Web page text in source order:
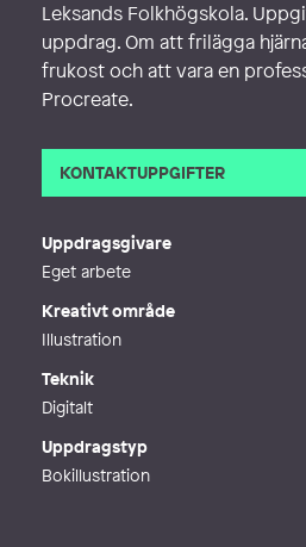
Leksands Folkhögskola.
uppdrag. Om att frilägga
frukost och att vara en
Procreate.
KONTAKTUPPGIFTER
Uppdragsgivare
Eget arbete
Kreativt område
Illustration
Teknik
Digitalt
Uppdragstyp
Bokillustration